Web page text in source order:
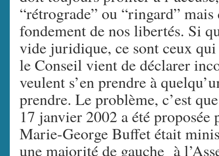
“rétrograde” ou “ringard” mais
fondement de nos libertés. Si
vide juridique, ce sont ceux
le Conseil vient de déclarer
veulent s’en prendre à
prendre. Le problème, c’est
17 janvier 2002 a été
Marie-George Buffet était
une majorité de gauche à